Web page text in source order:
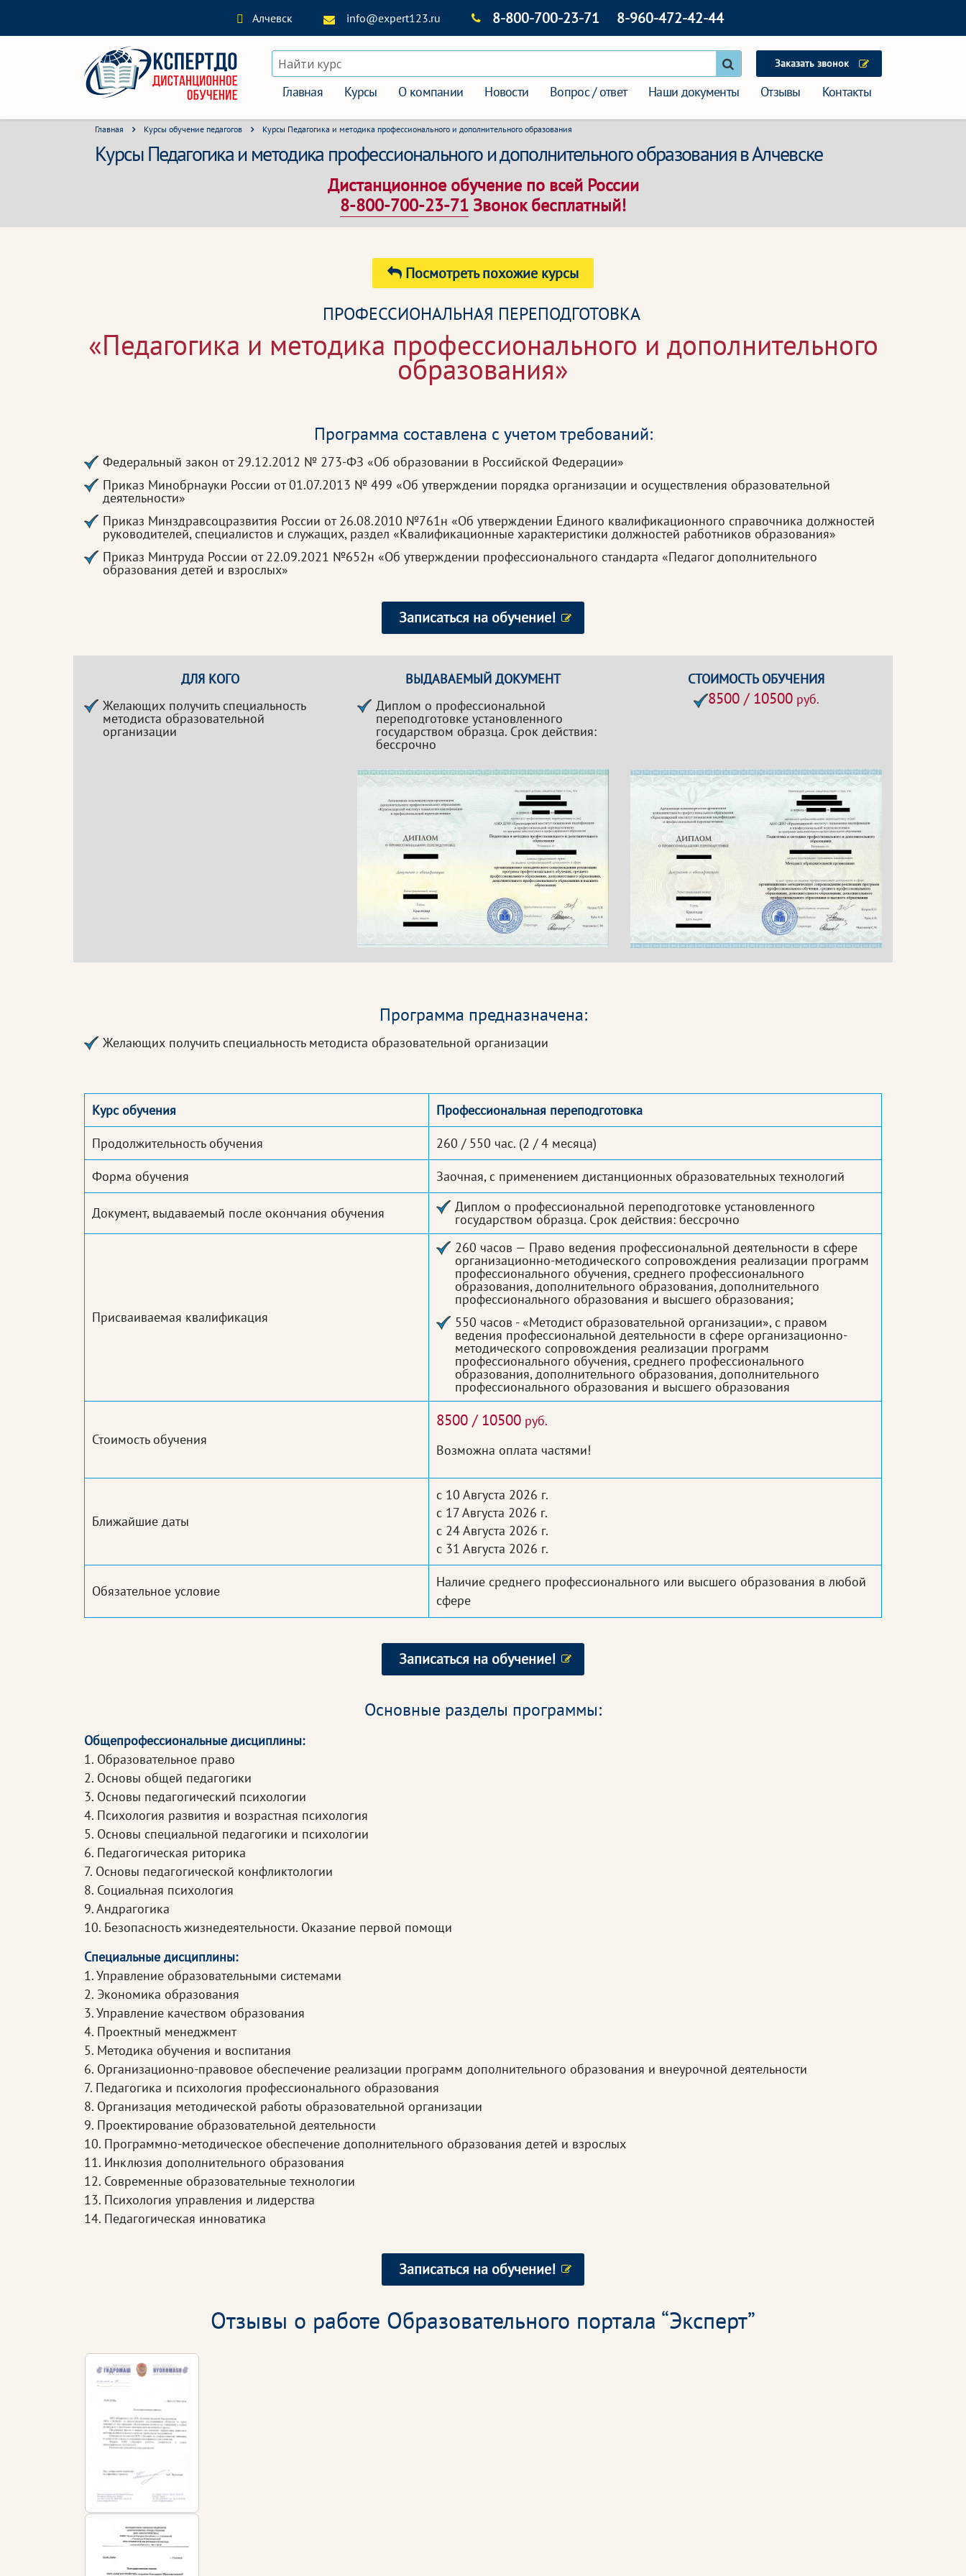
Алчевск info@expert123.ru 8-800-700-23-71 8-960-472-42-44
Найти курс Заказать звонок
Главная Курсы О компании Новости Вопрос / ответ Наши документы Отзывы Контакты
Главная Курсы обучение педагогов Курсы Педагогика и методика профессионального и дополнительного образования
Курсы Педагогика и методика профессионального и дополнительного образования в Алчевске
Дистанционное обучение по всей России
8-800-700-23-71 Звонок бесплатный!
Посмотреть похожие курсы
ПРОФЕССИОНАЛЬНАЯ ПЕРЕПОДГОТОВКА
«Педагогика и методика профессионального и дополнительного
образования»
Программа составлена с учетом требований:
Федеральный закон от 29.12.2012 № 273-ФЗ «Об образовании в Российской Федерации»
Приказ Минобрнауки России от 01.07.2013 № 499 «Об утверждении порядка организации и осуществления образовательной
деятельности»
Приказ Минздравсоцразвития России от 26.08.2010 №761н «Об утверждении Единого квалификационного справочника должностей
руководителей, специалистов и служащих, раздел «Квалификационные характеристики должностей работников образования»
Приказ Минтруда России от 22.09.2021 №652н «Об утверждении профессионального стандарта «Педагог дополнительного
образования детей и взрослых»
Записаться на обучение!
ДЛЯ КОГО
Желающих получить специальность
методиста образовательной
организации
ВЫДАВАЕМЫЙ ДОКУМЕНТ
Диплом о профессиональной
переподготовке установленного
государством образца. Срок действия:
бессрочно
СТОИМОСТЬ ОБУЧЕНИЯ
8500 / 10500руб.
Программа предназначена:
Желающих получить специальность методиста образовательной организации
Курс обучения
Профессиональная переподготовка
Продолжительность обучения
260 / 550 час. (2 / 4 месяца)
Форма обучения
Заочная, с применением дистанционных образовательных технологий
Документ, выдаваемый после окончания обучения Диплом о профессиональной переподготовке установленного
государством образца. Срок действия: бессрочно
Присваиваемая квалификация
260 часов — Право ведения профессиональной деятельности в сфере
организационно-методического сопровождения реализации программ
профессионального обучения, среднего профессионального
образования, дополнительного образования, дополнительного
профессионального образования и высшего образования;
550 часов - «Методист образовательной организации», с правом
ведения профессиональной деятельности в сфере организационно-
методического сопровождения реализации программ
профессионального обучения, среднего профессионального
образования, дополнительного образования, дополнительного
профессионального образования и высшего образования
Стоимость обучения
8500 / 10500 руб.
Возможна оплата частями!
Ближайшие даты
с 10 Августа 2026 г.
с 17 Августа 2026 г.
с 24 Августа 2026 г.
с 31 Августа 2026 г.
Обязательное условие
Наличие среднего профессионального или высшего образования в любой
сфере
Записаться на обучение!
Основные разделы программы:
Общепрофессиональные дисциплины:
1. Образовательное право
2. Основы общей педагогики
3. Основы педагогический психологии
4. Психология развития и возрастная психология
5. Основы специальной педагогики и психологии
6. Педагогическая риторика
7. Основы педагогической конфликтологии
8. Социальная психология
9. Андрагогика
10. Безопасность жизнедеятельности. Оказание первой помощи
Специальные дисциплины:
1. Управление образовательными системами
2. Экономика образования
3. Управление качеством образования
4. Проектный менеджмент
5. Методика обучения и воспитания
6. Организационно-правовое обеспечение реализации программ дополнительного образования и внеурочной деятельности
7. Педагогика и психология профессионального образования
8. Организация методической работы образовательной организации
9. Проектирование образовательной деятельности
10. Программно-методическое обеспечение дополнительного образования детей и взрослых
11. Инклюзия дополнительного образования
12. Современные образовательные технологии
13. Психология управления и лидерства
14. Педагогическая инноватика
Записаться на обучение!
Отзывы о работе Образовательного портала “Эксперт”